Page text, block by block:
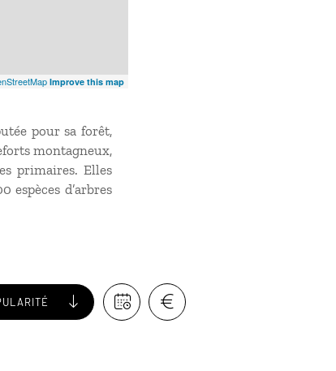
Improve this map
pour sa forêt,
montagneux,
primaires. Elles
espèces d’arbres